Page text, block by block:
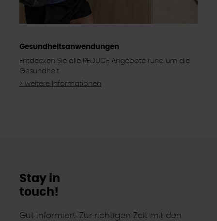
Gesundheitsanwendungen
Entdecken Sie alle REDUCE Angebote rund um die
Gesundheit.
> weitere Informationen
Stay in
touch!
Gut informiert. Zur richtigen Zeit mit den